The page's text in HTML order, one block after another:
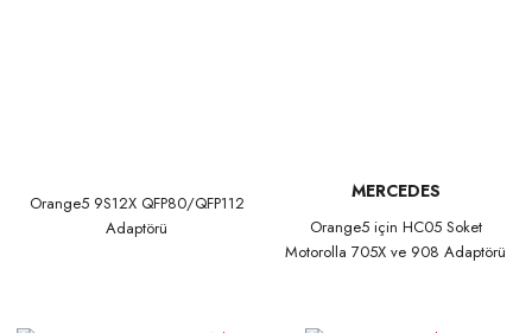
Orange5 9S12X QFP80/QFP112
Adaptörü
MERCEDES
Orange5 için HC05 Soket
Motorolla 705X ve 908 Adaptörü